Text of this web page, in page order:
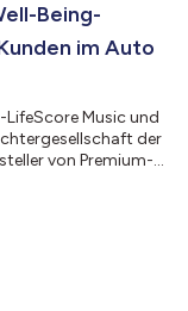
Being-
im Auto
LifeScore Music und
der
von Premium-
um das Auto.
eindringlichen